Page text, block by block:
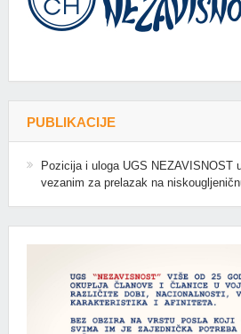
PUBLIKACIJE
Pozicija i uloga UGS NEZAVISNOST
vezanim za prelazak na